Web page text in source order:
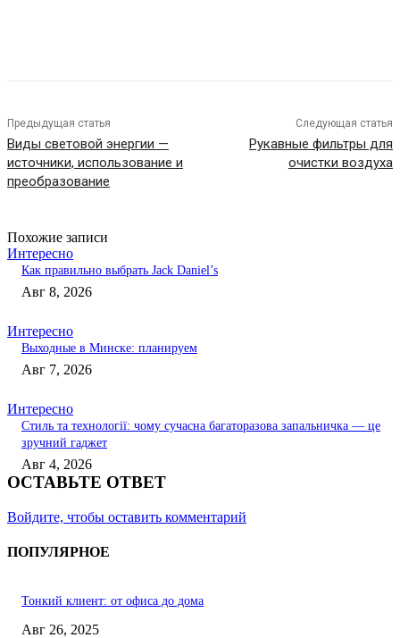
Предыдущая статья
Виды световой энергии —
источники, использование и
преобразование
Следующая статья
Рукавные фильтры для
очистки воздуха
Похожие записи
Интересно
Как правильно выбрать Jack Daniel’s
Авг 8, 2026
Интересно
Выходные в Минске: планируем
Авг 7, 2026
Интересно
Стиль та технології: чому сучасна багаторазова запальничка — це
зручний гаджет
Авг 4, 2026
ОСТАВЬТЕ ОТВЕТ
Войдите, чтобы оставить комментарий
ПОПУЛЯРНОЕ
Тонкий клиент: от офиса до дома
Авг 26, 2025